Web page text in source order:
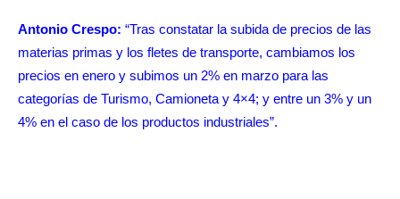
Antonio Crespo: “Tras constatar la subida de precios de las
materias primas y los fletes de transporte, cambiamos los
precios en enero y subimos un 2% en marzo para las
categorías de Turismo, Camioneta y 4×4; y entre un 3% y un
4% en el caso de los productos industriales”.